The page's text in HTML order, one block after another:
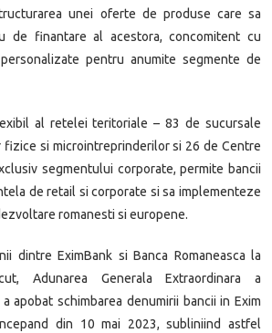
unei oferte de produse care sa
de finantare al acestora, concomitent cu
pentru anumite segmente de
al retelei teritoriale – 83 de sucursale
si microintreprinderilor si 26 de Centre
segmentului corporate, permite bancii
de retail si corporate si sa implementeze
romanesti si europene.
dintre EximBank si Banca Romaneasca la
Adunarea Generala Extraordinara a
apobat schimbarea denumirii bancii in Exim
din 10 mai 2023, subliniind astfel